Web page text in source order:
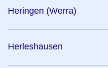
Heringen (Werra)
Herleshausen